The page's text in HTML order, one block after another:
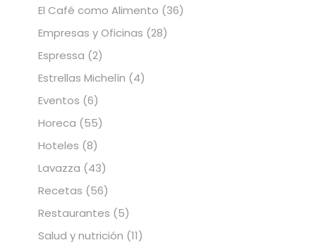
El Café como Alimento (36)
Empresas y Oficinas (28)
Espressa (2)
Estrellas Michelín (4)
Eventos (6)
Horeca (55)
Hoteles (8)
Lavazza (43)
Recetas (56)
Restaurantes (5)
Salud y nutrición (11)